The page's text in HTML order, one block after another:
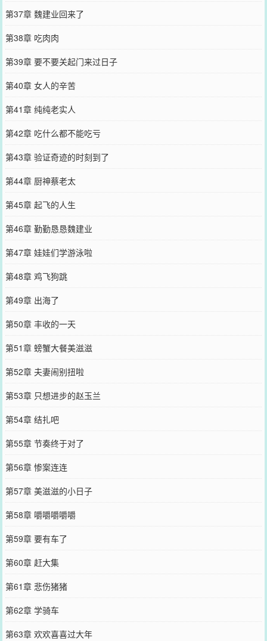
第37章 魏建业回来了
第38章 吃肉肉
第39章 要不要关起门来过日子
第40章 女人的辛苦
第41章 纯纯老实人
第42章 吃什么都不能吃亏
第43章 验证奇迹的时刻到了
第44章 厨神蔡老太
第45章 起飞的人生
第46章 勤勤恳恳魏建业
第47章 娃娃们学游泳啦
第48章 鸡飞狗跳
第49章 出海了
第50章 丰收的一天
第51章 螃蟹大餐美滋滋
第52章 夫妻闹别扭啦
第53章 只想进步的赵玉兰
第54章 结扎吧
第55章 节奏终于对了
第56章 惨案连连
第57章 美滋滋的小日子
第58章 嚼嚼嚼嚼嚼
第59章 要有车了
第60章 赶大集
第61章 悲伤猪猪
第62章 学骑车
第63章 欢欢喜喜过大年